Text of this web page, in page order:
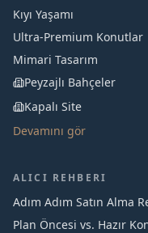
Kıyı Yaşamı
Ultra-Premium Konutlar
Mimari Tasarım
Peyzajlı Bahçeler
Kapalı Site
Devamını gör
ALICI REHBERI
Adım Adım Satın Alma
Plan Öncesi vs. Hazır